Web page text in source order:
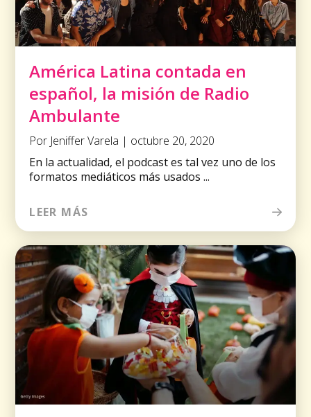
América Latina contada en
español, la misión de Radio
Ambulante
Por Jeniffer Varela | octubre 20, 2020
En la actualidad, el podcast es tal vez uno de los
formatos mediáticos más usados ...
LEER MÁS